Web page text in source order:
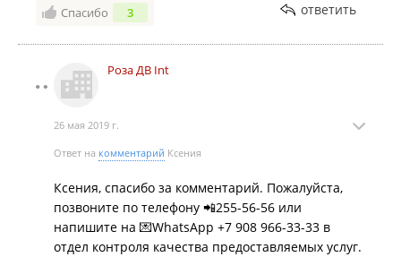
Спасибо 3 ответить
Роза ДВ Int
26 мая 2019 г.
Ответ на комментарий Ксения
Ксения, спасибо за комментарий. Пожалуйста,
позвоните по телефону 📲255-56-56 или
напишите на 💌WhatsApp +7 908 966-33-33 в
отдел контроля качества предоставляемых услуг.